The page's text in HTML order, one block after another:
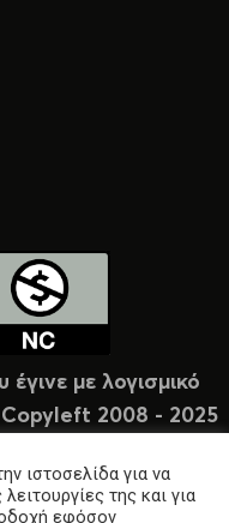
με λογισμικό
Copyleft 2008 - 2025
ιστοσελίδα για να
της και για
εφόσον